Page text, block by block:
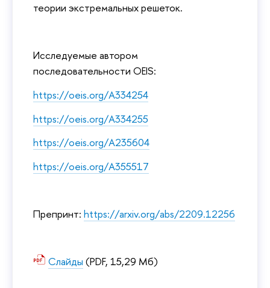
теории экстремальных решеток.
Исследуемые автором
последовательности OEIS:
https://oeis.org/A334254
https://oeis.org/A334255
https://oeis.org/A235604
https://oeis.org/A355517
Препринт: https://arxiv.org/abs/2209.12256
Слайды (PDF, 15,29 Мб)